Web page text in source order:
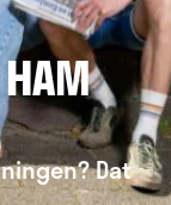
Dat